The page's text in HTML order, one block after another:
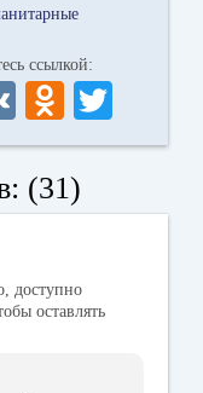
ссылкой:
V
K
O
dn
ok
la
ni
ki
wi
r
(31)
доступно
оставлять